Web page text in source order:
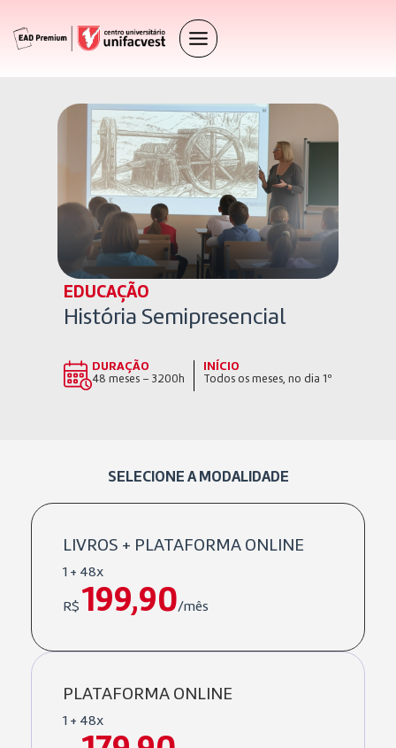
EDUCAÇÃO
História Semipresencial
DURAÇÃO
48 meses – 3200h
INÍCIO
Todos os meses, no dia 1º
SELECIONE A MODALIDADE
LIVROS + PLATAFORMA ONLINE
1 + 48x
R$ 199,90/mês
PLATAFORMA ONLINE
1 + 48x